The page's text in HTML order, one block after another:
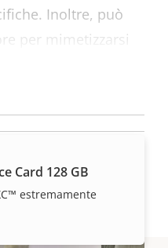
Inoltre, può
per mimetizzarsi
Card 128 GB
estremamente